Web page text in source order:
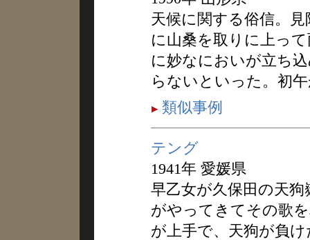
天候に関する俗信。
に山桑を取りに上っ
に妙なにおいが立ち
らないといった。初
類似事例
テング
1941年 愛媛県
早乙女が久保田の天
がやってきてその歌
が上手で、天狗が負